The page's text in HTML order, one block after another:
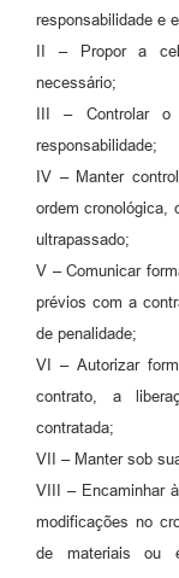
responsabilidade e
II – Propor a
necessário;
III – Controlar
responsabilidade;
IV – Manter
ordem cronológica,
ultrapassado;
V – Comunicar
prévios com a
de penalidade;
VI – Autorizar
contrato, a
contratada;
VII – Manter sob
VIII – Encaminhar
modificações no
de materiais ou